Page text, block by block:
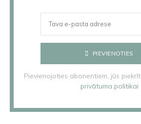
PIEVIENOTIES
Pievienojoties abonentiem, jūs
privātuma politikai